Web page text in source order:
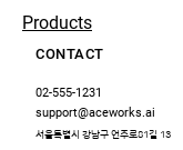
Products
CONTACT
02-555-1231
support@aceworks.ai
서울특별시 강남구 언주로81길 13